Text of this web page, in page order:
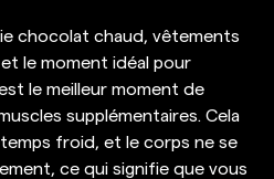
chocolat chaud, vêtements
le moment idéal pour
le meilleur moment de
supplémentaires. Cela
froid, et le corps ne se
ce qui signifie que vous